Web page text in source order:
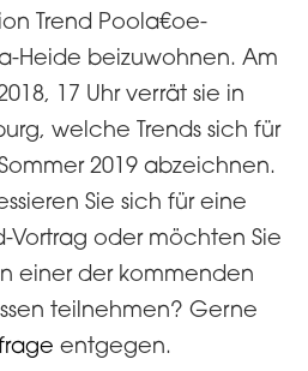
Trend Poola€oe-
Heide beizuwohnen. Am
17 Uhr verrät sie in
welche Trends sich für
2019 abzeichnen.
Sie sich für eine
Vortrag oder möchten Sie
einer der kommenden
teilnehmen? Gerne
entgegen.